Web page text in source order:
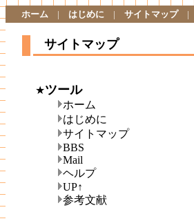
ホーム | はじめに | サイトマップ|
サイトマップ
★ツール
ホーム
はじめに
サイトマップ
BBS
Mail
ヘルプ
UP↑
参考文献